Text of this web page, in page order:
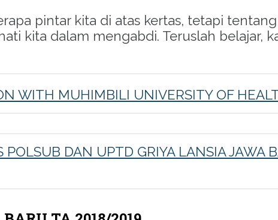
pintar kita di atas kertas, tetapi
kita dalam mengabdi. Teruslah belajar,
WITH MUHIMBILI UNIVERSITY OF
POLSUB DAN UPTD GRIYA LANSIA JAWA